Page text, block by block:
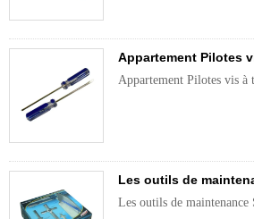
Appartement Pilotes
Appartement Pilotes vis
Les outils de
Les outils de